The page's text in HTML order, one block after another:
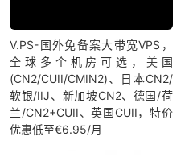
V.PS-国外免备案大带宽VPS，
全球多个机房可选，美国
(CN2/CUII/CMIN2)、日本CN2/
软银/IIJ、新加坡CN2、德国/荷
兰/CN2+CUII、英国CUII，特价
优惠低至€6.95/月